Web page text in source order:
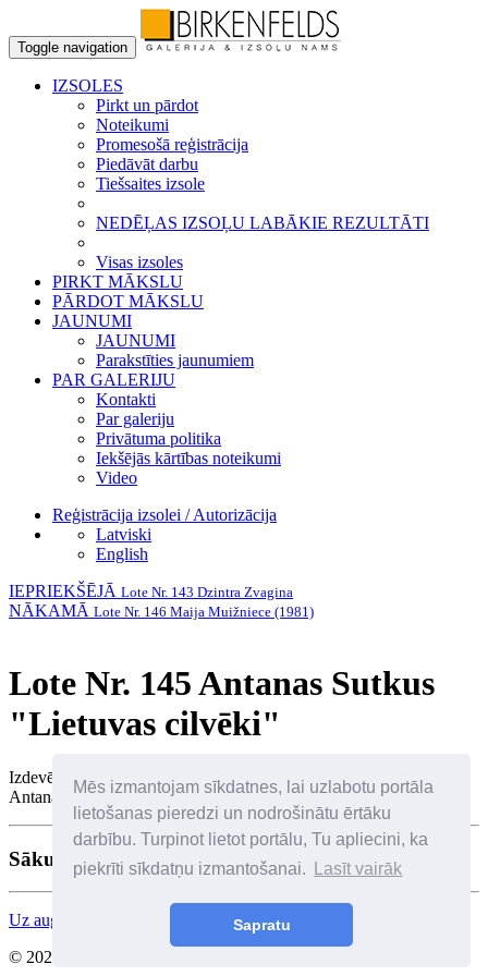
Mēs izmantojam sīkdatnes, lai uzlabotu portāla
lietošanas pieredzi un nodrošinātu ērtāku
darbību. Turpinot lietot portālu, Tu apliecini, ka
piekrīti sīkdatņu izmantošanai.
Lasīt vairāk
Sapratu
Toggle navigation
IZSOLES
Pirkt un pārdot
Noteikumi
Promesošā reģistrācija
Piedāvāt darbu
Tiešsaites izsole
NEDĒĻAS IZSOĻU LABĀKIE REZULTĀTI
Visas izsoles
PIRKT MĀKSLU
PĀRDOT MĀKSLU
JAUNUMI
JAUNUMI
Parakstīties jaunumiem
PAR GALERIJU
Kontakti
Par galeriju
Privātuma politika
Iekšējās kārtības noteikumi
Video
Reģistrācija izsolei / Autorizācija
Latviski
English
IEPRIEKŠĒJĀ Lote Nr. 143 Dzintra Zvagina
NĀKAMĀ Lote Nr. 146 Maija Muižniece (1981)
Lote Nr. 145 Antanas Sutkus
"Lietuvas cilvēki"
Izdevējs Kauņas foto galerija un Antana Sutkus Arhīvs, 160 lpp. ar
Antana Sutkus zīmējumu, parakstu un datumu.
Sākuma cena: 70 €
Uz augšu
© 2026 Visas tiesības aizsargātas. SIA Birkenfelds